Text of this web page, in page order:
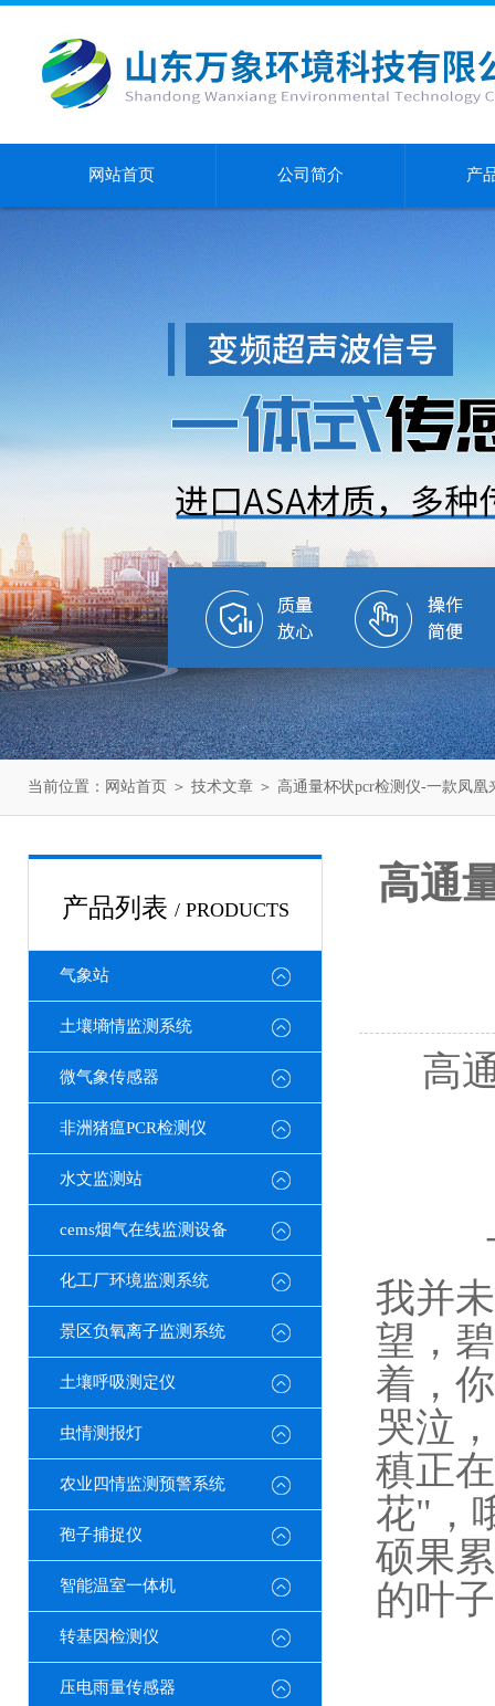
网站首页 公司简介 产
当前位置： 网站首页 ＞ 技术文章 ＞ 高通量杯状pcr检测仪-一款凤
产品列表 / PRODUCTS
气象站
土壤墒情监测系统
微气象传感器
非洲猪瘟PCR检测仪
水文监测站
cems烟气在线监测设备
化工厂环境监测系统
景区负氧离子监测系统
土壤呼吸测定仪
虫情测报灯
农业四情监测预警系统
孢子捕捉仪
智能温室一体机
转基因检测仪
压电雨量传感器
高通
高
下
我并
望，
着，
哭泣
稹正
花"，
硕果
的叶